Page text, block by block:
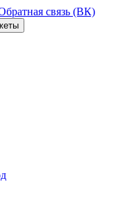
связь (ВК)
этаж), +7(953)238-78-92